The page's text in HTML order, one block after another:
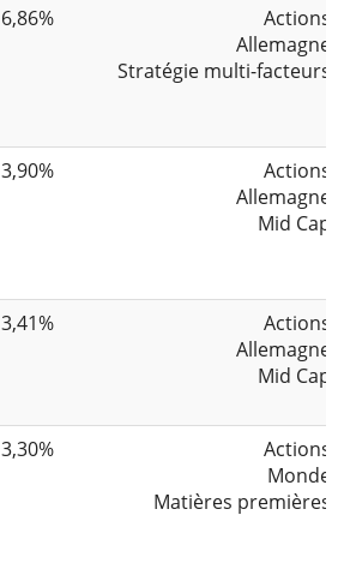
6,86%
Actions
Allemagne
Stratégie multi-facteurs
3,90%
Actions
Allemagne
Mid Cap
3,41%
Actions
Allemagne
Mid Cap
3,30%
Actions
Monde
Matières premières